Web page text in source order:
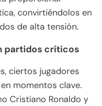
convirtiéndolos en
de alta tensión.
partidos críticos
ciertos jugadores
momentos clave.
Cristiano Ronaldo y